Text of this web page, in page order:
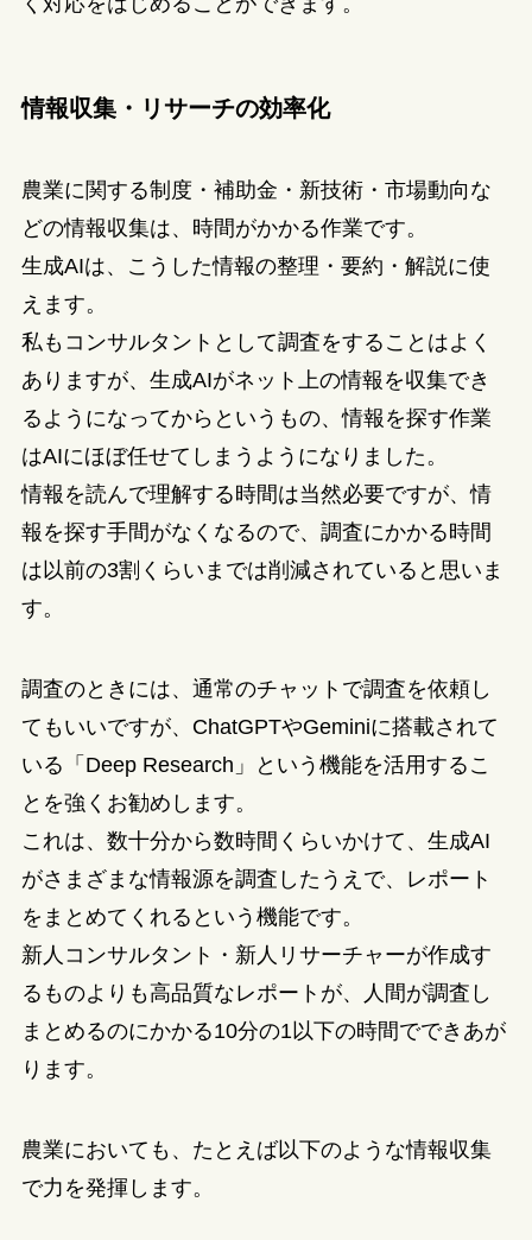
情報収集・リサーチの効率化
農業に関する制度・補助金・新技術・市場動向な
どの情報収集は、時間がかかる作業です。
生成AIは、こうした情報の整理・要約・解説に使
えます。
私もコンサルタントとして調査をすることはよく
ありますが、生成AIがネット上の情報を収集でき
るようになってからというもの、情報を探す作業
はAIにほぼ任せてしまうようになりました。
情報を読んで理解する時間は当然必要ですが、情
報を探す手間がなくなるので、調査にかかる時間
は以前の3割くらいまでは削減されていると思いま
す。
調査のときには、通常のチャットで調査を依頼し
てもいいですが、ChatGPTやGeminiに搭載されて
いる「Deep Research」という機能を活用するこ
とを強くお勧めします。
これは、数十分から数時間くらいかけて、生成AI
がさまざまな情報源を調査したうえで、レポート
をまとめてくれるという機能です。
新人コンサルタント・新人リサーチャーが作成す
るものよりも高品質なレポートが、人間が調査し
まとめるのにかかる10分の1以下の時間でできあが
ります。
農業においても、たとえば以下のような情報収集
で力を発揮します。